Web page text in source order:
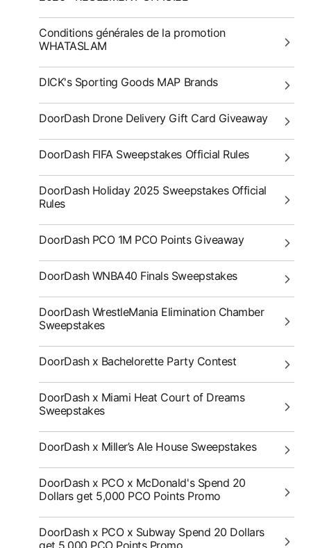
Conditions générales de la promotion
WHATASLAM
DICK's Sporting Goods MAP Brands
DoorDash Drone Delivery Gift Card Giveaway
DoorDash FIFA Sweepstakes Official Rules
DoorDash Holiday 2025 Sweepstakes Official
Rules
DoorDash PCO 1M PCO Points Giveaway
DoorDash WNBA40 Finals Sweepstakes
DoorDash WrestleMania Elimination Chamber
Sweepstakes
DoorDash x Bachelorette Party Contest
DoorDash x Miami Heat Court of Dreams
Sweepstakes
DoorDash x Miller’s Ale House Sweepstakes
DoorDash x PCO x McDonald's Spend 20
Dollars get 5,000 PCO Points Promo
DoorDash x PCO x Subway Spend 20 Dollars
get 5,000 PCO Points Promo